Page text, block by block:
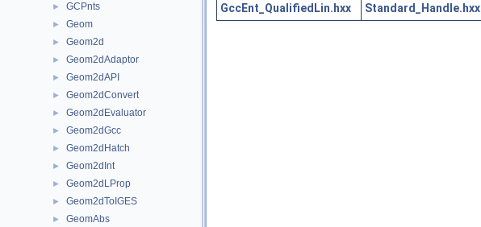
► GCPnts
► Geom
► Geom2d
► Geom2dAdaptor
► Geom2dAPI
► Geom2dConvert
► Geom2dEvaluator
► Geom2dGcc
► Geom2dHatch
► Geom2dInt
► Geom2dLProp
► Geom2dToIGES
► GeomAbs
GccEnt_QualifiedLin.hxx
Standard_Handle.hxx